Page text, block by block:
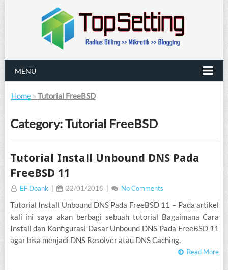
MENU
Home» Tutorial FreeBSD
Category:Tutorial FreeBSD
TUTORIAL
FREEBSD
Tutorial Install Unbound DNS Pada
FreeBSD 11
EF Doank 22/01/2018 No Comments
Tutorial Install Unbound DNS Pada FreeBSD 11 – Pada artikel
kali ini saya akan berbagi sebuah tutorial Bagaimana Cara
Install dan Konfigurasi Dasar Unbound DNS Pada FreeBSD 11
agar bisa menjadi DNS Resolver atau DNS Caching.
Read More